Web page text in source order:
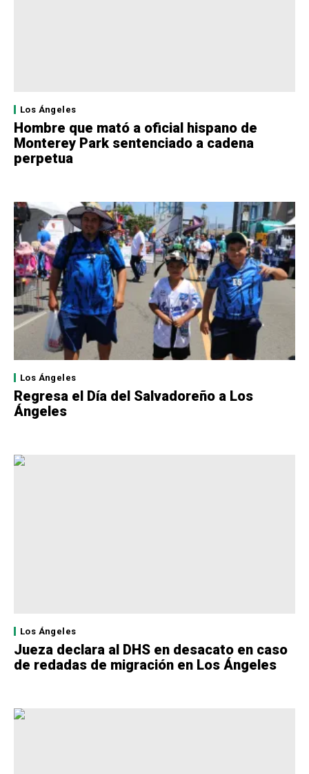
Los Ángeles
Hombre que mató a oficial hispano de
Monterey Park sentenciado a cadena
perpetua
Los Ángeles
Regresa el Día del Salvadoreño a Los
Ángeles
Los Ángeles
Jueza declara al DHS en desacato en caso
de redadas de migración en Los Ángeles